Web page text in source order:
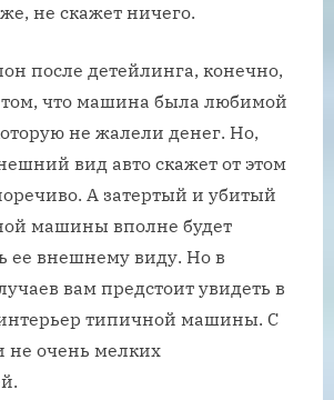
же, не скажет ничего.
после детейлинга, конечно,
том, что машина была любимой
не жалели денег. Но,
вид авто скажет от этом
А затертый и убитый
машины вполне будет
ее внешнему виду. Но в
вам предстоит увидеть в
типичной машины. С
не очень мелких